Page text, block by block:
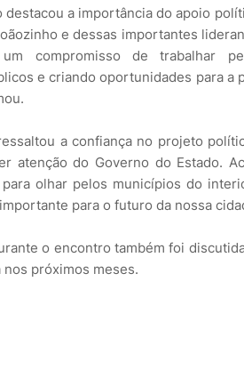
destacou a importância do apoio
e dessas importantes
compromisso de trabalhar
e criando oportunidades para a
a confiança no projeto
atenção do Governo do Estado.
olhar pelos municípios do
para o futuro da nossa
o encontro também foi
nos próximos meses.